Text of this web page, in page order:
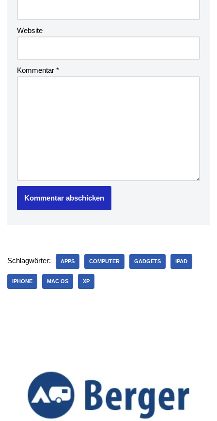
Website
Kommentar *
Schlagwörter: APPS COMPUTER GADGETS IPAD
IPHONE MAC OS XP